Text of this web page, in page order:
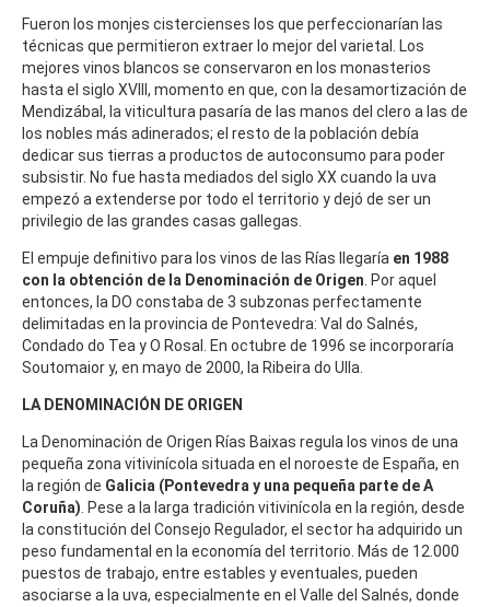
Fueron los monjes cistercienses los que perfeccionarían las
técnicas que permitieron extraer lo mejor del varietal. Los
mejores vinos blancos se conservaron en los monasterios
hasta el siglo XVIII, momento en que, con la desamortización de
Mendizábal, la viticultura pasaría de las manos del clero a las de
los nobles más adinerados; el resto de la población debía
dedicar sus tierras a productos de autoconsumo para poder
subsistir. No fue hasta mediados del siglo XX cuando la uva
empezó a extenderse por todo el territorio y dejó de ser un
privilegio de las grandes casas gallegas.
El empuje definitivo para los vinos de las Rías llegaría en 1988
con la obtención de la Denominación de Origen. Por aquel
entonces, la DO constaba de 3 subzonas perfectamente
delimitadas en la provincia de Pontevedra: Val do Salnés,
Condado do Tea y O Rosal. En octubre de 1996 se incorporaría
Soutomaior y, en mayo de 2000, la Ribeira do Ulla.
LA DENOMINACIÓN DE ORIGEN
La Denominación de Origen Rías Baixas regula los vinos de una
pequeña zona vitivinícola situada en el noroeste de España, en
la región de Galicia (Pontevedra y una pequeña parte de A
Coruña). Pese a la larga tradición vitivinícola en la región, desde
la constitución del Consejo Regulador, el sector ha adquirido un
peso fundamental en la economía del territorio. Más de 12.000
puestos de trabajo, entre estables y eventuales, pueden
asociarse a la uva, especialmente en el Valle del Salnés, donde